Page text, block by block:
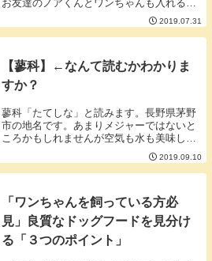
お友達のノアくんとワンちゃんも入れるカ
フェを貸し切りにして一緒にお祝い。▼特
別にケーキを持ち込ませていただきまして
▼二人とも釘付け一瞬でたいらげました。
2019.07.31
【蓼科】←なんて読むかわかりま
すか？
蓼科「たてしな」と読みます。長野県茅野
市の地名です。あまりメジャーではないと
ころかもしれませんが空気も水も美味しく
自然豊かでいいところです。先週末に蓼科
へ結婚記念日とひまわりが我が家に来た記
念日の2つを兼ねて蓼科へ旅行へ行ってき
2019.09.10
「ワンちゃんを飼っている方必
見」良質なドッグフードを見分け
る「３つのポイント」